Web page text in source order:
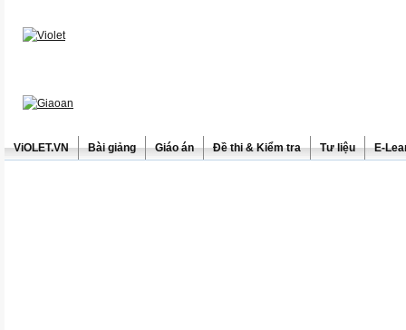
ViOLET.VN Bài giảng Giáo án Đề thi & Kiểm tra Tư liệu E-